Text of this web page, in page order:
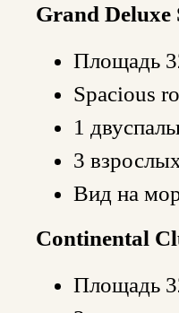
Grand Deluxe
Площадь
Spacious
1
3
Вид на
Continental
Площадь